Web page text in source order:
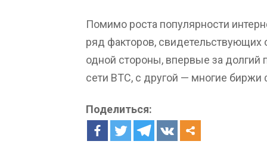
Помимо роста популярности
ряд факторов, свидетельствующих
одной стороны, впервые за долгий
сети BTC, с другой — многие
Поделиться: